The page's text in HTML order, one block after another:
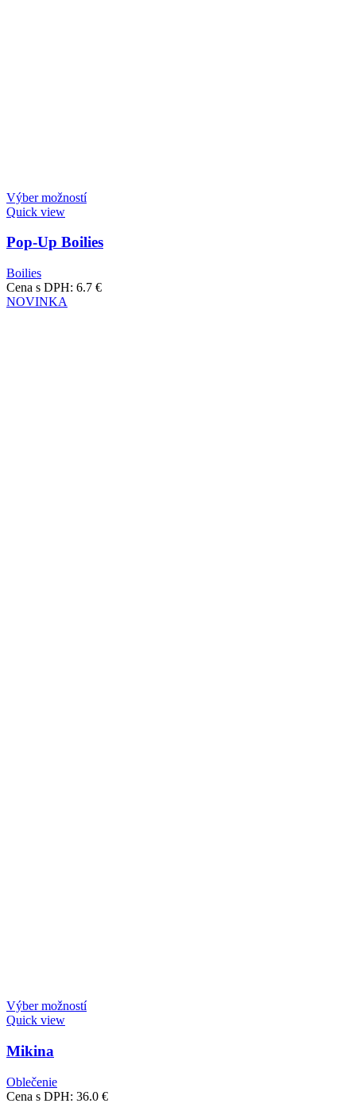
Výber možností
Quick view
Pop-Up Boilies
Boilies
Cena s DPH: 6.7 €
NOVINKA
Výber možností
Quick view
Mikina
Oblečenie
Cena s DPH: 36.0 €